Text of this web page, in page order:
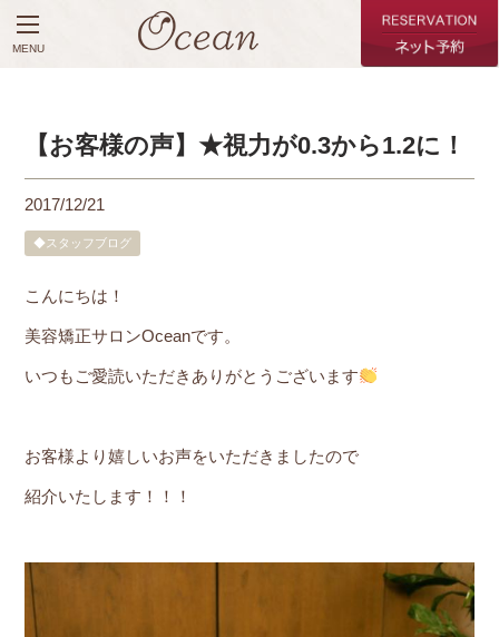
MENU
【お客様の声】★視力が0.3から1.2に！
2017/12/21
◆スタッフブログ
こんにちは！
美容矯正サロンOceanです。
いつもご愛読いただきありがとうございます
お客様より嬉しいお声をいただきましたので
紹介いたします！！！